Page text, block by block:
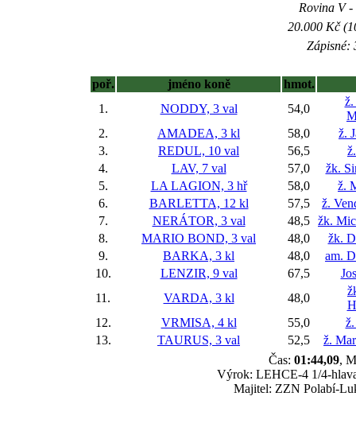
Rovina V
20.000 Kč
Zápisné:
poř. jméno koně
hmot.
1.
NODDY, 3 val 54,0
ž.
2.
AMADEA, 3 kl 58,0
ž.
3.
REDUL, 10 val 56,5
4.
LAV, 7 val 57,0
žk.
5.
LA LAGION, 3 hř 58,0
ž.
6.
BARLETTA, 12 kl 57,5
ž.
7.
NERÁTOR, 3 val 48,5 žk.
8.
MARIO BOND, 3 val 48,0
žk.
9.
BARKA, 3 kl 48,0
am.
10.
LENZIR, 9 val 67,5
11.
VARDA, 3 kl 48,0
12.
VRMISA, 4 kl 55,0
13.
TAURUS, 3 val 52,5
ž.
Čas: 01:44,09,
Výrok: LEHCE-4 1/4-
Majitel: ZZN Polabí-